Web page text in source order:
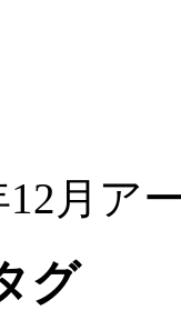
12月ア
グ